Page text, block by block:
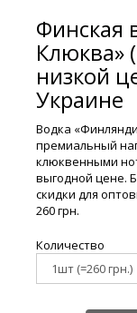
Финская
Клюква»
низкой
Украине
Водка
премиальный
клюквенными
выгодной цене.
скидки для
260 грн.
Количество